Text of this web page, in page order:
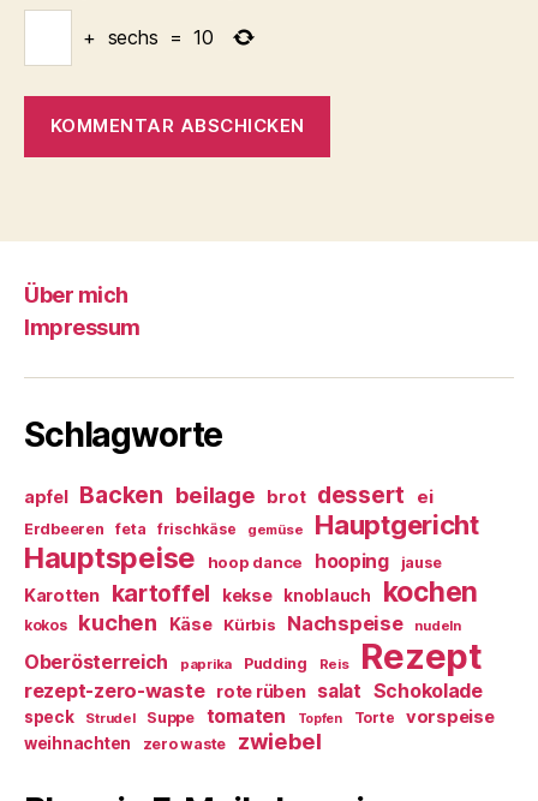
+ sechs = 10
Über mich
Impressum
Schlagworte
apfel Backen beilage brot dessert ei
Erdbeeren feta frischkäse gemüse Hauptgericht
Hauptspeise hoop dance hooping jause
Karotten kartoffel kekse knoblauch kochen
kokos kuchen Käse Kürbis Nachspeise nudeln
Oberösterreich paprika Pudding Reis Rezept
rezept-zero-waste rote rüben salat Schokolade
speck Strudel Suppe tomaten Topfen Torte vorspeise
weihnachten zero waste zwiebel